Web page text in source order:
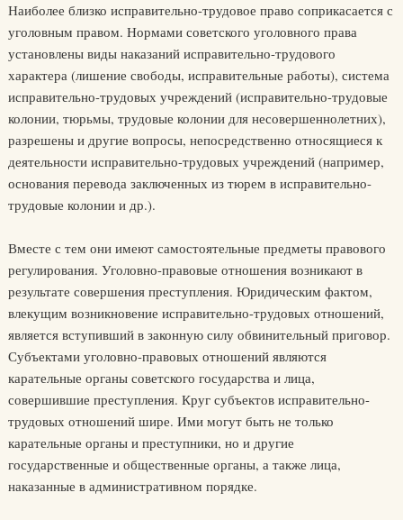
Наиболее близко исправительно-трудовое право соприкасается с
уголовным правом. Нормами советского уголовного права
установлены виды наказаний исправительно-трудового
характера (лишение свободы, исправительные работы), система
исправительно-трудовых учреждений (исправительно-трудовые
колонии, тюрьмы, трудовые колонии для несовершеннолетних),
разрешены и другие вопросы, непосредственно относящиеся к
деятельности исправительно-трудовых учреждений (например,
основания перевода заключенных из тюрем в исправительно-
трудовые колонии и др.).
Вместе с тем они имеют самостоятельные предметы правового
регулирования. Уголовно-правовые отношения возникают в
результате совершения преступления. Юридическим фактом,
влекущим возникновение исправительно-трудовых отношений,
является вступивший в законную силу обвинительный приговор.
Субъектами уголовно-правовых отношений являются
карательные органы советского государства и лица,
совершившие преступления. Круг субъектов исправительно-
трудовых отношений шире. Ими могут быть не только
карательные органы и преступники, но и другие
государственные и общественные органы, а также лица,
наказанные в административном порядке.